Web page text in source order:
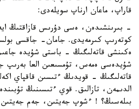
قاراپ، ماعان ارناپ سويلەدى:
- بىرىنشىدەن، ەسى دۇرىس قازاقتىڭ
كوتەرىپ كىرمەيدى. جامان- جاقسى
ەكىنشى قاتەلىگىڭ - باستى شۇيدە
شۇيدەسى ەمەس، تۇمسىعىن العا بەرىپ
قاتەلىگىڭ - قويدىڭ ءتىسىن قاقپاي
الدىمەن، تازالىق. قوي ءتىسىنىڭ
بىلەسىڭ؟ ! ءشوپ جەيتىن، جەم